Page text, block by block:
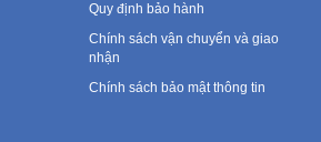
Quy định bảo hành
Chính sách vận chuyển và giao
nhận
Chính sách bảo mật thông tin